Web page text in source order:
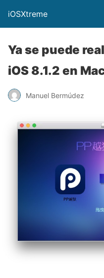
iOSXtreme
Ya se puede
iOS 8.1.2 en
Manuel Bermúdez